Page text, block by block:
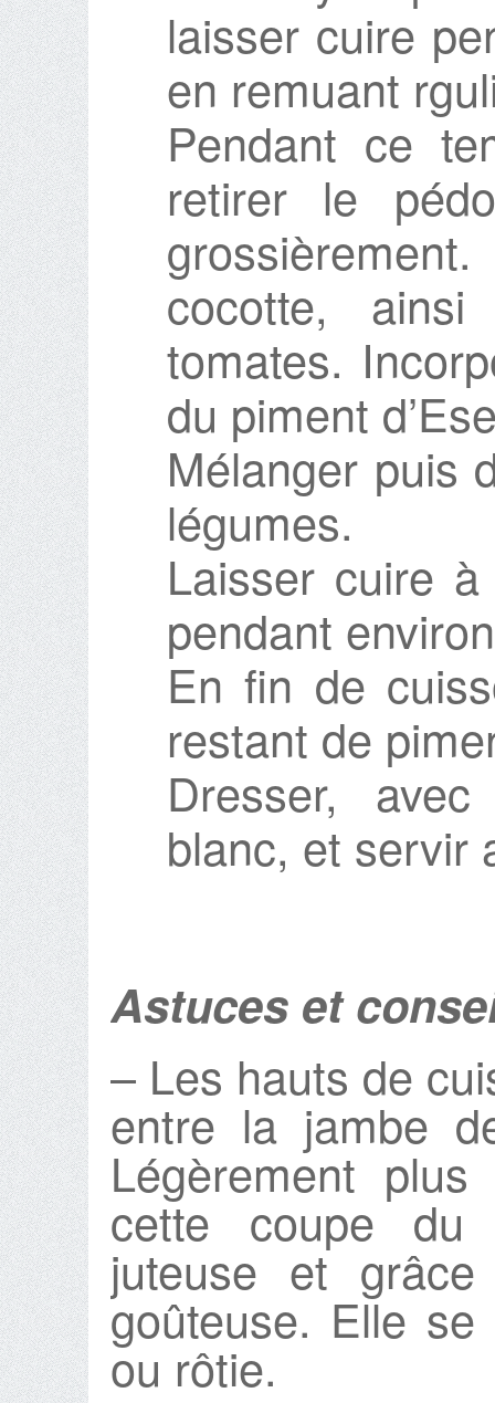
laisser cuire
en remuant
Pendant ce
retirer le
cocotte,
tomates.
du piment
Mélanger puis
légumes.
Laisser cuire
pendant
En fin de
restant de
Dresser,
blanc, et servir
Astuces et
– Les hauts de
entre la jambe
Légèrement
cette coupe du
juteuse et
goûteuse. Elle
ou rôtie.